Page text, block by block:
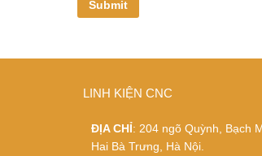
LINH KIỆN CNC
ĐỊA CHỈ: 204 ngõ Quỳnh, Bạch
Hai Bà Trưng, Hà Nội.